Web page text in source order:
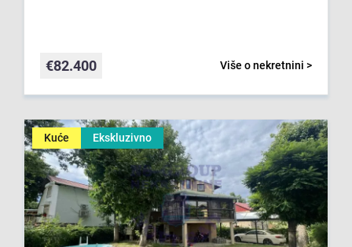
Više o nekretnini >
€82.400
Kuće Ekskluzivno